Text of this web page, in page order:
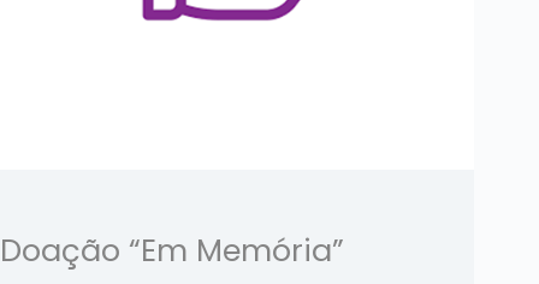
Doação “Em Memória”